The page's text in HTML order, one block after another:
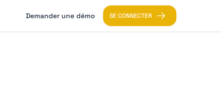
Demander une démo SE CONNECTER